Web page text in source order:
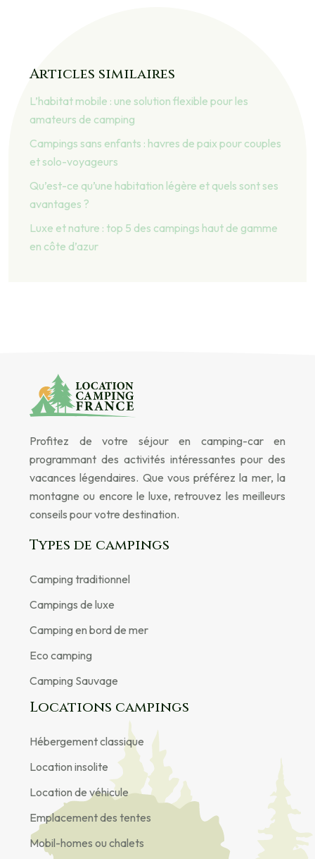
Articles similaires
L’habitat mobile : une solution flexible pour les
amateurs de camping
Campings sans enfants : havres de paix pour couples
et solo-voyageurs
Qu’est-ce qu’une habitation légère et quels sont ses
avantages ?
Luxe et nature : top 5 des campings haut de gamme
en côte d’azur
Profitez de votre séjour en camping-car en
programmant des activités intéressantes pour des
vacances légendaires. Que vous préférez la mer, la
montagne ou encore le luxe, retrouvez les meilleurs
conseils pour votre destination.
Types de campings
Camping traditionnel
Campings de luxe
Camping en bord de mer
Eco camping
Camping Sauvage
Locations campings
Hébergement classique
Location insolite
Location de véhicule
Emplacement des tentes
Mobil-homes ou chalets